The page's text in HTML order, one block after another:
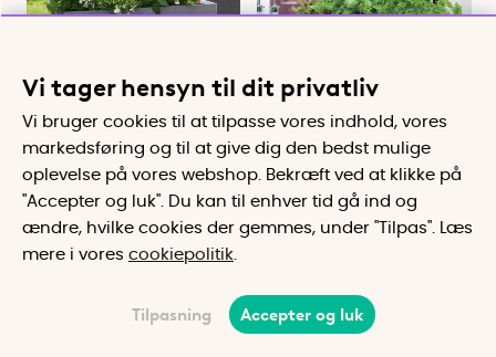
blomsterkasse
Blomsterkasse med smart
selvvandingssystem
345 kr
Køb
Dyrk din egen salat eller forlæng
holdbarheden af købte
krydderurter
655 kr
Påmind mig
Vi tager hensyn til dit privatliv
Vi bruger cookies til at tilpasse vores indhold, vores
markedsføring og til at give dig den bedst mulige
oplevelse på vores webshop. Bekræft ved at klikke på
"Accepter og luk". Du kan til enhver tid gå ind og
ændre, hvilke cookies der gemmes, under "Tilpas". Læs
mere i vores cookiepolitik
Tilpasning Accepter og luk